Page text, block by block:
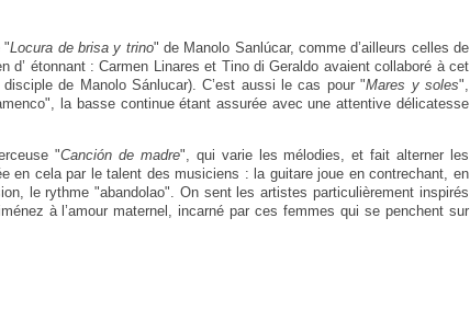
"Locura de brisa y trino" de Manolo Sanlúcar, comme d’ailleurs celles de
d’ étonnant : Carmen Linares et Tino di Geraldo avaient collaboré à cet
de Manolo Sánlucar). C’est aussi le cas pour "Mares y soles",
la basse continue étant assurée avec une attentive délicatesse
"Canción de madre", qui varie les mélodies, et fait alterner les
en cela par le talent des musiciens : la guitare joue en contrechant, en
le rythme "abandolao". On sent les artistes particulièrement inspirés
à l’amour maternel, incarné par ces femmes qui se penchent sur